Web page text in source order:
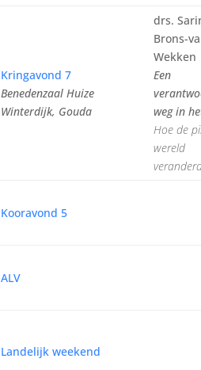
Kringavond 7
Benedenzaal Huize
Winterdijk, Gouda
drs.
Brons-
Wekken
Een
weg in
Hoe de
wereld
Kooravond 5
ALV
Landelijk weekend